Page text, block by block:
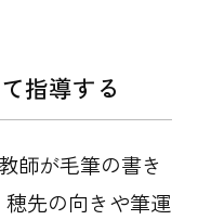
指導する
師が毛筆の書き
先の向きや筆運